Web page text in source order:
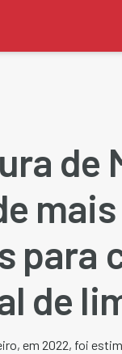
de
mais
para
de
em 2022, foi